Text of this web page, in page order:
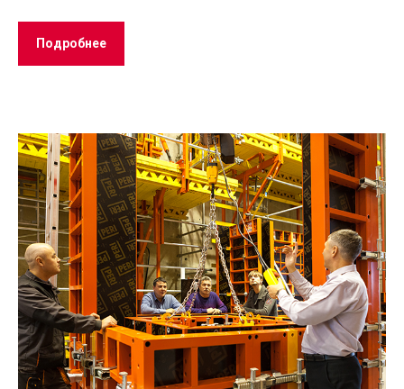
Подробнее